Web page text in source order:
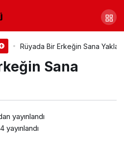
Rüyada Bir Erkeğin Sana
Sana
yayınlandı
yayınlandı
Bir Erkeğin Peşinden